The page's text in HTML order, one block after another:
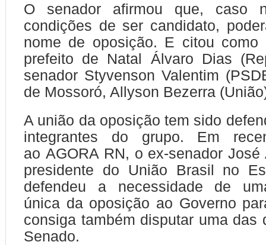
O senador afirmou que, caso
condições de ser candidato,
nome de oposição. E citou como
prefeito de Natal Álvaro Dias
senador Styvenson Valentim
de Mossoró, Allyson Bezerra
A união da oposição tem sido
integrantes do grupo. Em
ao AGORA RN, o ex-senador José
presidente do União Brasil no
defendeu a necessidade de
única da oposição ao Governo
consiga também disputar uma das
Senado.